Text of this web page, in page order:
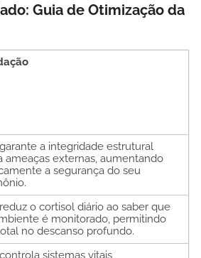
Guia de Otimização da
a integridade estrutural
ameaças externas, aumentando
a segurança do seu
o cortisol diário ao saber que
é monitorado, permitindo
no descanso profundo.
sistemas vitais